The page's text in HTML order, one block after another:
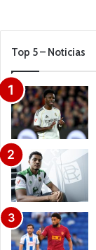
Top 5 – Noticias